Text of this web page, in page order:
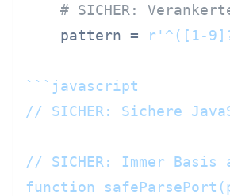
# SICHER:
    pattern =
r'^([1-
```javascript
// SICHER: Sichere
// SICHER: Immer Basis
function